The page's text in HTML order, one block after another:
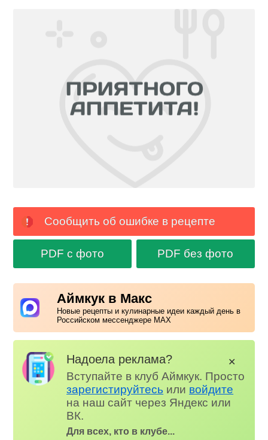
Сообщить об ошибке в рецепте
PDF с фото PDF без фото
Аймкук в Макс
Новые рецепты и кулинарные идеи каждый день в
Российском мессенджере MAX
Надоела реклама?
Вступайте в клуб Аймкук. Просто
зарегистируйтесь или войдите
на наш сайт через Яндекс или
ВК.
Для всех, кто в клубе...
✕